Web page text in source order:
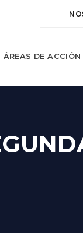
ÁREAS DE ACCIÓN